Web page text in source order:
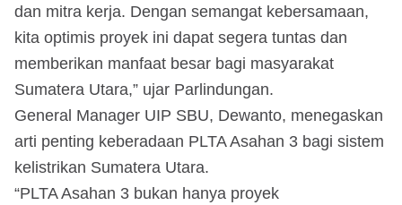
dan mitra kerja. Dengan semangat kebersamaan,
kita optimis proyek ini dapat segera tuntas dan
memberikan manfaat besar bagi masyarakat
Sumatera Utara,” ujar Parlindungan.
General Manager UIP SBU, Dewanto, menegaskan
arti penting keberadaan PLTA Asahan 3 bagi sistem
kelistrikan Sumatera Utara.
“PLTA Asahan 3 bukan hanya proyek